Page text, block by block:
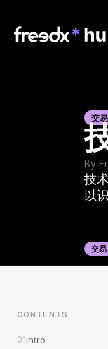
交易
By
技
以
交易
CONTENTS
01intro